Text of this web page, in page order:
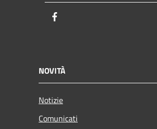
NOVITÀ
Notizie
Comunicati